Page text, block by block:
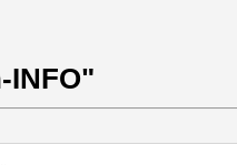
INFO"